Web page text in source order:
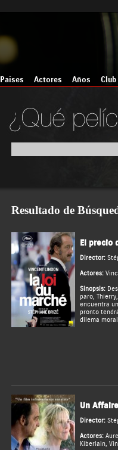
Países Actores Años Club
Resultado de
El precio
Director:
Actores:
Sinopsis:
paro,
encuentra
pronto
dilema
Un
Director:
Actores:
Kiberlain,